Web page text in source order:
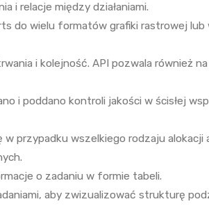
i relacje między działaniami.
do wielu formatów grafiki rastrowej lub
i kolejność. API pozwala również
i poddano kontroli jakości w ścisłej
przypadku wszelkiego rodzaju
o zadaniu w formie tabeli.
aby zwizualizować strukturę